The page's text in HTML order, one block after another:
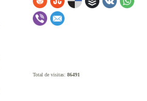
Total de visitas: 86491